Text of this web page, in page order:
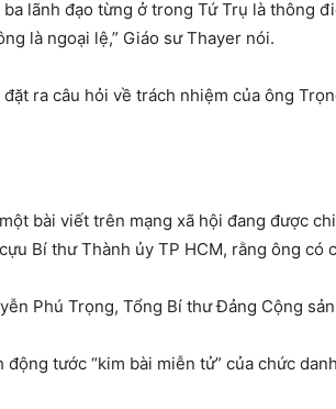
lãnh đạo từng ở trong Tứ Trụ là thông
là ngoại lệ,” Giáo sư Thayer nói.
ra câu hỏi về trách nhiệm của ông
bài viết trên mạng xã hội đang được
Bí thư Thành ủy TP HCM, rằng ông có
Phú Trọng, Tổng Bí thư Đảng Cộng
tước “kim bài miễn tử” của chức